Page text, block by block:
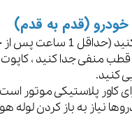
(قدم به قدم)
1 . موتور را کاملا خنک کنید
منفی جدا کنید ، کاپوت
کنید.
کاور پلاستیکی موتور
نیاز به باز کردن لوله